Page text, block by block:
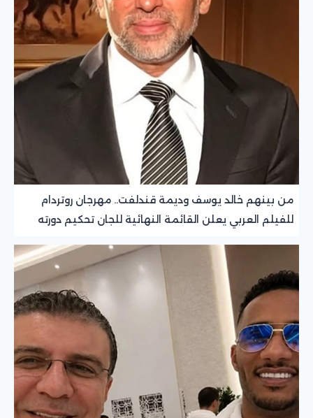
من بينهم خالد يوسف وديمة قندلفت.. مهرجان روتردام
للفيلم العربي يعلن القائمة النهائية للجان تحكيم دورته